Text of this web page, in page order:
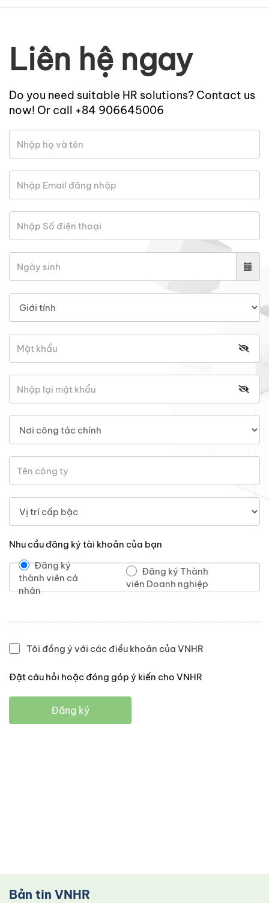
Liên hệ ngay
Do you need suitable HR solutions? Contact us
now! Or call +84 906645006
Nhu cầu đăng ký tài khoản của bạn
Đăng ký
thành viên cá
nhân
Đăng ký Thành
viên Doanh nghiệp
Tôi đồng ý với các điều khoản của VNHR
Đặt câu hỏi hoặc đóng góp ý kiến cho VNHR
Đăng ký
Bản tin VNHR